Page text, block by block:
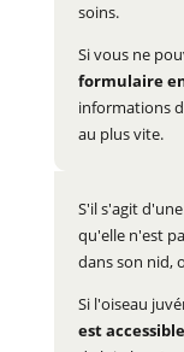
soins.
Si vous ne
formulaire
informations
au plus vite.
S'il s'agit
qu'elle n'est
dans son nid,
Si l'oiseau
est